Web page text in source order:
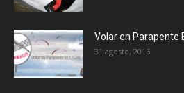
Volar en Parapente
31 agosto, 2016